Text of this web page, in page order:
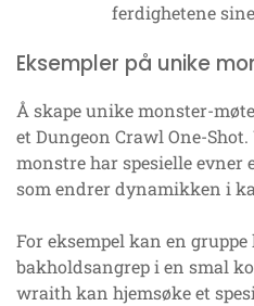
ferdighetene
Eksempler på unike
Å skape unike monster-
et Dungeon Crawl One-
monstre har spesielle evner
som endrer dynamikken i
For eksempel kan en
bakholdsangrep i en smal
wraith kan hjemsøke et